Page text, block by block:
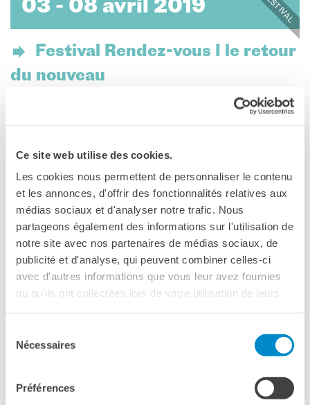
Ce site web utilise des cookies.
Les cookies nous permettent de personnaliser le contenu
et les annonces, d'offrir des fonctionnalités relatives aux
médias sociaux et d'analyser notre trafic. Nous
partageons également des informations sur l'utilisation de
notre site avec nos partenaires de médias sociaux, de
publicité et d'analyse, qui peuvent combiner celles-ci
avec d'autres informations que vous leur avez fournies
ou qu'ils ont collectées lors de votre utilisation de leurs
Nécessaires
Préférences
03 - 08 avril 2019 FESTIVAL
Festival Rendez-vous I le retour
du nouveau
cinéma français, organisée par l’
avec Unifrance Filmset avec le soutient duGroupe BNL
revient à Rome avec un large pannel de projections et
de rencontres.
Rome 03 - 08 avril
- Cinema Nuovo Sacher
- Institut Français Italia Centre Saint-Louis
Rendez-vous présente, cette
panorama d’histoires et points de